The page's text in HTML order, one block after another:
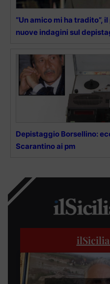
“Un amico mi ha tradito”,
nuove indagini sul
Depistaggio Borsellino:
Scarantino ai pm